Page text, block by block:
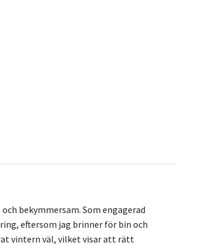
bekymmersam. Som engagerad
eftersom jag brinner för bin och
vintern väl, vilket visar att rätt